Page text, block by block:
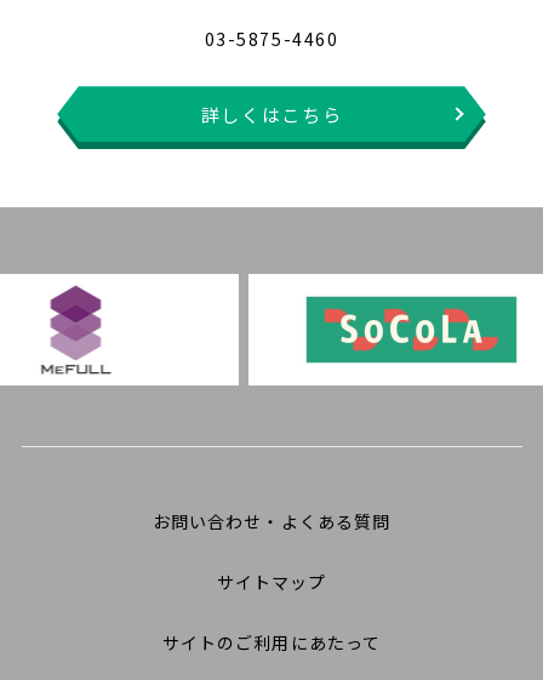
03-5875-4460
詳しくはこちら
お問い合わせ・よくある質問
サイトマップ
サイトのご利用にあたって